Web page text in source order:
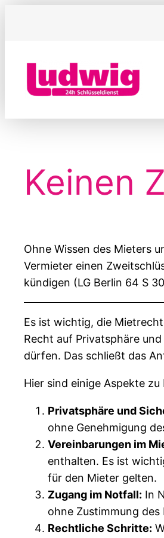
Keinen
Ohne Wissen des Mieters
Vermieter einen
kündigen (LG Berlin 64 S
Es ist wichtig, die
Recht auf Privatsphäre
dürfen. Das schließt das
Hier sind einige Aspekte zu
Privatsphäre und
ohne Genehmigung
Vereinbarungen im
enthalten. Es ist
für den Mieter gelten.
Zugang im Notfall: In
ohne Zustimmung
Rechtliche Schritte: